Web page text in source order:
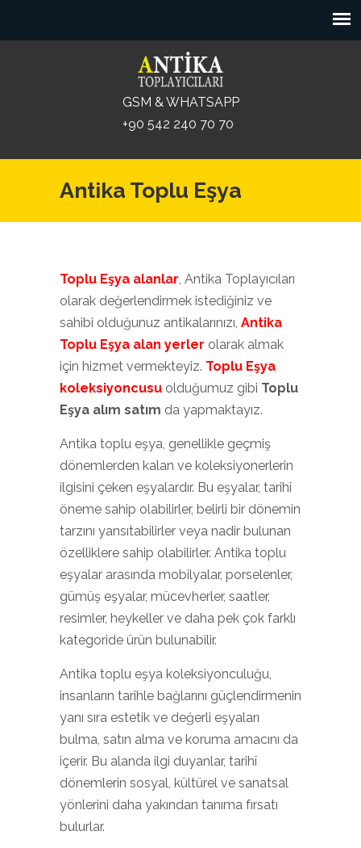
GSM & WHATSAPP
+90 542 240 70 70
Antika Toplu Eşya
Toplu Eşya alanlar, Antika Toplayıcıları
olarak değerlendirmek istediğiniz ve
sahibi olduğunuz antikalarınızı, Antika
Toplu Eşya alan yerler olarak almak
için hizmet vermekteyiz. Toplu Eşya
koleksiyoncusu olduğumuz gibi Toplu
Eşya alım satım da yapmaktayız.
Antika toplu eşya, genellikle geçmiş
dönemlerden kalan ve koleksiyonerlerin
ilgisini çeken eşyalardır. Bu eşyalar, tarihî
öneme sahip olabilirler, belirli bir dönemin
tarzını yansıtabilirler veya nadir bulunan
özelliklere sahip olabilirler. Antika toplu
eşyalar arasında mobilyalar, porselenler,
gümüş eşyalar, mücevherler, saatler,
resimler, heykeller ve daha pek çok farklı
kategoride ürün bulunabilir.
Antika toplu eşya koleksiyonculuğu,
insanların tarihle bağlarını güçlendirmenin
yanı sıra estetik ve değerli eşyaları
bulma, satın alma ve koruma amacını da
içerir. Bu alanda ilgi duyanlar, tarihî
dönemlerin sosyal, kültürel ve sanatsal
yönlerini daha yakından tanıma fırsatı
bulurlar.